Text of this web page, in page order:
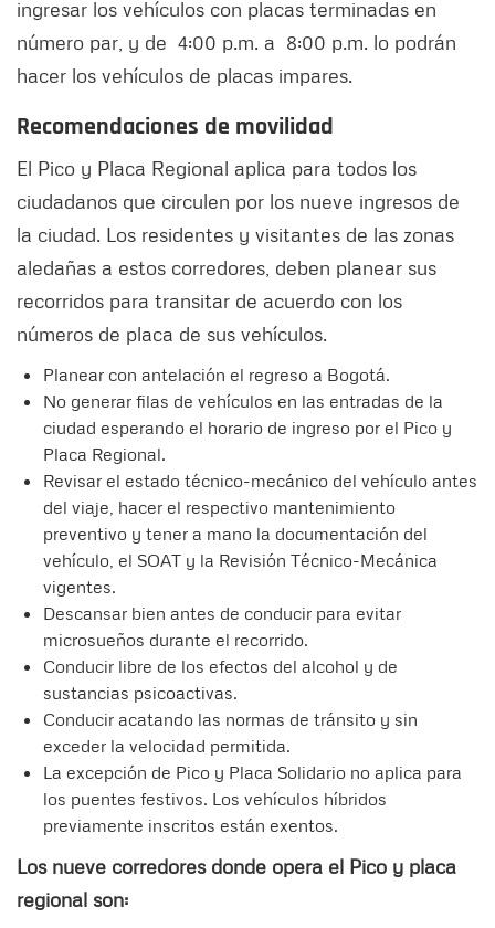
ingresar los vehículos con placas terminadas en
número par, y de 4:00 p.m. a 8:00 p.m. lo podrán
hacer los vehículos de placas impares.
Recomendaciones de movilidad
El Pico y Placa Regional aplica para todos los
ciudadanos que circulen por los nueve ingresos de
la ciudad. Los residentes y visitantes de las zonas
aledañas a estos corredores, deben planear sus
recorridos para transitar de acuerdo con los
números de placa de sus vehículos.
Planear con antelación el regreso a Bogotá.
No generar filas de vehículos en las entradas de la
ciudad esperando el horario de ingreso por el Pico y
Placa Regional.
Revisar el estado técnico-mecánico del vehículo antes
del viaje, hacer el respectivo mantenimiento
preventivo y tener a mano la documentación del
vehículo, el SOAT y la Revisión Técnico-Mecánica
vigentes.
Descansar bien antes de conducir para evitar
microsueños durante el recorrido.
Conducir libre de los efectos del alcohol y de
sustancias psicoactivas.
Conducir acatando las normas de tránsito y sin
exceder la velocidad permitida.
La excepción de Pico y Placa Solidario no aplica para
los puentes festivos. Los vehículos híbridos
previamente inscritos están exentos.
Los nueve corredores donde opera el Pico y placa
regional son: